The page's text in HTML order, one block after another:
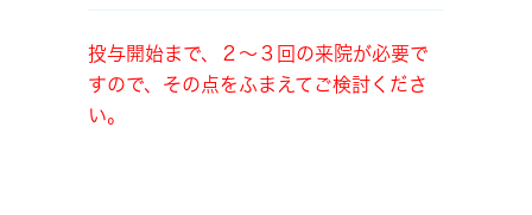
投与開始まで、２～３回の来院が必要で
すので、その点をふまえてご検討くださ
い。